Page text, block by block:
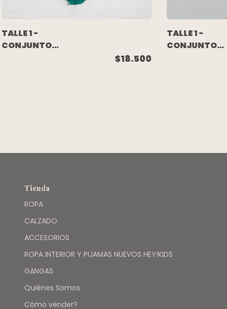
TALLE 1 -
CONJUNTO
$18.500
TALLE 1 -
CONJUNTO
Tienda
ROPA
CALZADO
ACCESORIOS
ROPA INTERIOR Y PIJAMAS NUEVOS HEY!KIDS
GANGAS
Quiénes Somos
Cómo vender?